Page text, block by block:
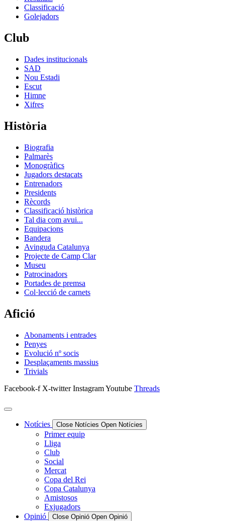
Classificació
Golejadors
Club
Dades institucionals
SAD
Nou Estadi
Escut
Himne
Xifres
Història
Biografia
Palmarès
Monogràfics
Jugadors destacats
Entrenadors
Presidents
Rècords
Classificació històrica
Tal dia com avui...
Equipacions
Bandera
Avinguda Catalunya
Projecte de Camp Clar
Museu
Patrocinadors
Portades de premsa
Col·lecció de carnets
Afició
Abonaments i entrades
Penyes
Evolució nº socis
Desplaçaments massius
Trivials
Facebook-f X-twitter InstagramYoutube Threads
Notícies Close Notícies Open Notícies
Primer equip
Lliga
Club
Social
Mercat
Copa del Rei
Copa Catalunya
Amistosos
Exjugadors
Opinió
Close Opinió Open Opinió